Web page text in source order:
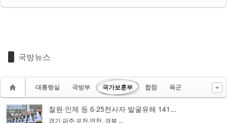
국방뉴스
대통령실 국방부 국가보훈부 합참 육군
철원·인제 등 6·25전사자 발굴유해 141...
경기 파주·포천·연천, 경북 ...